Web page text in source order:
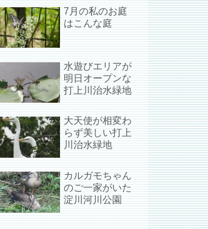
7月の私のお庭
はこんな庭
水遊びエリアが
明日オープンな
打上川治水緑地
大天使が相変わ
らず美しい打上
川治水緑地
カルガモちゃん
のご一家がいた
淀川河川公園